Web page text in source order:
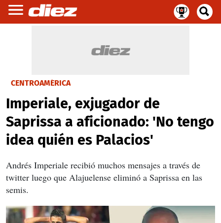
CENTROAMÉRICA
Imperiale, exjugador de
Saprissa a aficionado: 'No tengo
idea quién es Palacios'
Andrés Imperiale recibió muchos mensajes a través de
twitter luego que Alajuelense eliminó a Saprissa en las
semis.